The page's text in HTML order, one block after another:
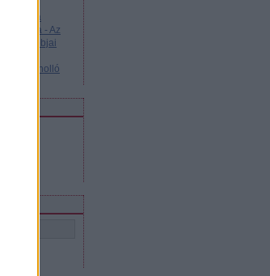
Katyusa
Géna - Az
legjobbjai
Fekete holló